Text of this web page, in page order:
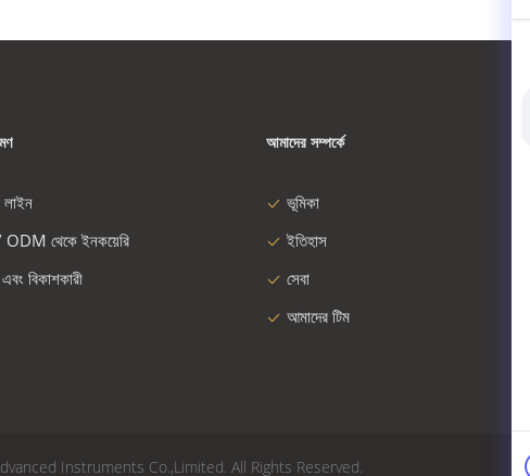
লাইন
থেকে ইনকয়েরি
বিকাশকারী
আমাদের সম্পর্কে
ভূমিকা
ইতিহাস
সেবা
আমাদের টিম
Advanced Instruments Co.,Limited. All Rights Reserved.